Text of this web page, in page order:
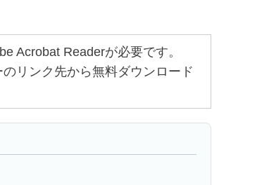
Acrobat Readerが必要です。
リンク先から無料ダウンロード